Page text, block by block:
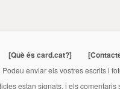
[Què és card.cat?]
Podeu enviar els vostres escrits i
estan signats, i els